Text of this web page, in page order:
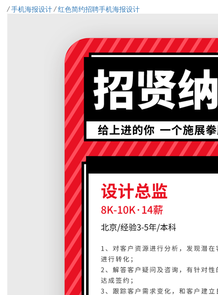
/ 手机海报设计 / 红色简约招聘手机海报设计